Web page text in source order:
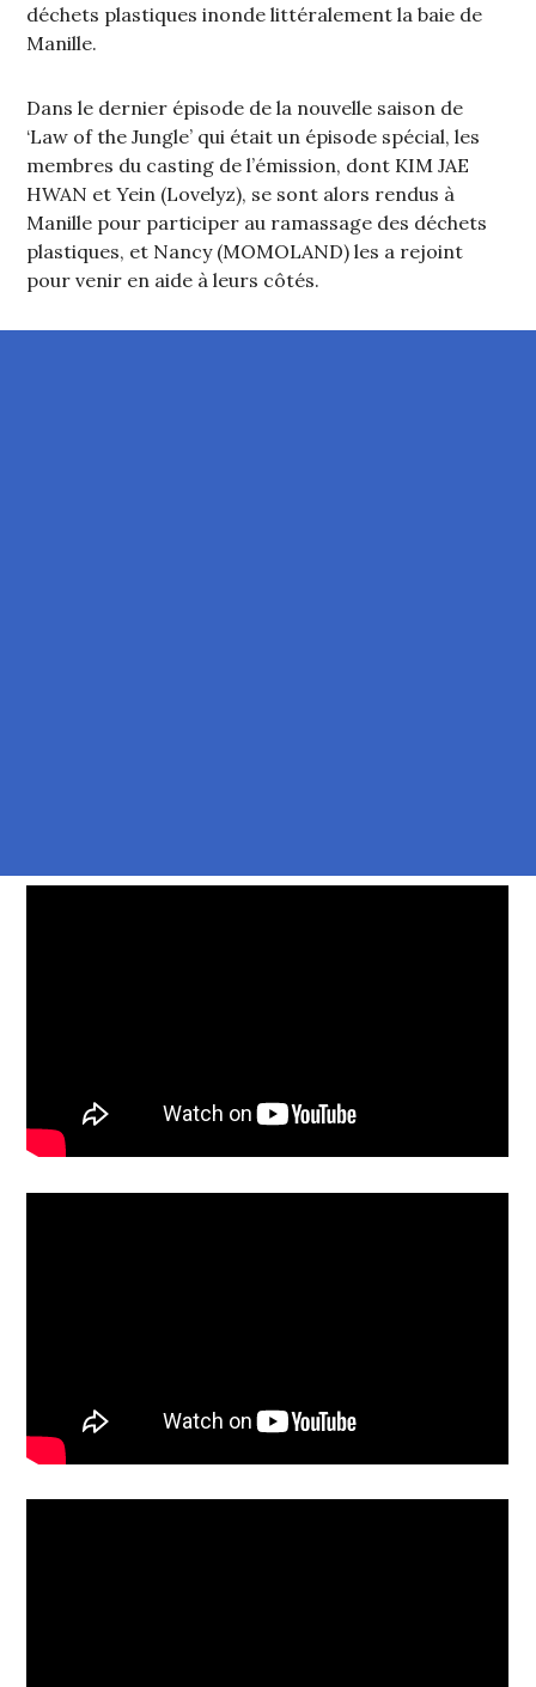
déchets plastiques inonde littéralement la baie de
Manille.
Dans le dernier épisode de la nouvelle saison de
‘Law of the Jungle’ qui était un épisode spécial, les
membres du casting de l’émission, dont KIM JAE
HWAN et Yein (Lovelyz), se sont alors rendus à
Manille pour participer au ramassage des déchets
plastiques, et Nancy (MOMOLAND) les a rejoint
pour venir en aide à leurs côtés.